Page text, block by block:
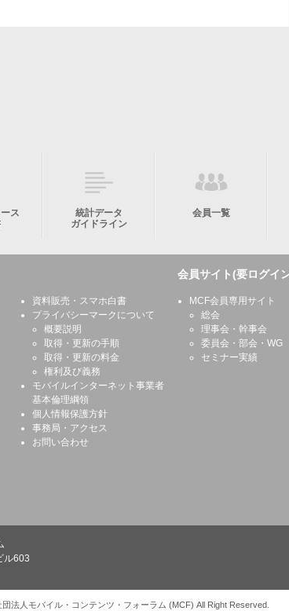
ス
統計データ
ガイドライン
会員一覧
資料販売・スマホ白書
プライバシーマークについて
概要説明
取得・更新の手順
取得・更新の料金
権利及び義務
モバイルインターネット事業者
基本倫理綱領
個人情報保護方針
事務局・アクセス
お問い合わせ
会員サイト(要ログイ
MCF会員専用サイト
総会
理事会・幹事会
委員会・部会・WG
セミナー実績
ル603
法人モバイル・コンテンツ・フォーラム (MCF) All Right Reserved.